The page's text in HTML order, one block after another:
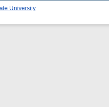
University